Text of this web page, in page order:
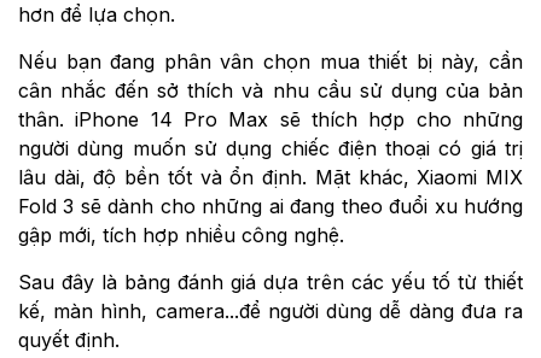
hơn để lựa chọn.
Nếu bạn đang phân vân chọn mua thiết bị này, cần
cân nhắc đến sở thích và nhu cầu sử dụng của bản
thân. iPhone 14 Pro Max sẽ thích hợp cho những
người dùng muốn sử dụng chiếc điện thoại có giá trị
lâu dài, độ bền tốt và ổn định. Mặt khác, Xiaomi MIX
Fold 3 sẽ dành cho những ai đang theo đuổi xu hướng
gập mới, tích hợp nhiều công nghệ.
Sau đây là bảng đánh giá dựa trên các yếu tố từ thiết
kế, màn hình, camera...để người dùng dễ dàng đưa ra
quyết định.